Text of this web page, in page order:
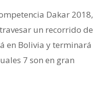
Dakar 2018,
un recorrido de
en Bolivia y terminará
7 son en gran